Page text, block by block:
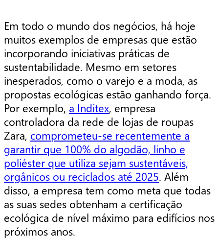
Em todo o mundo dos negócios, há hoje
muitos exemplos de empresas que estão
incorporando iniciativas práticas de
sustentabilidade. Mesmo em setores
inesperados, como o varejo e a moda, as
propostas ecológicas estão ganhando força.
Por exemplo, a Inditex, empresa
controladora da rede de lojas de roupas
Zara, comprometeu-se recentemente a
garantir que 100% do algodão, linho e
poliéster que utiliza sejam sustentáveis,
orgânicos ou reciclados até 2025. Além
disso, a empresa tem como meta que todas
as suas sedes obtenham a certificação
ecológica de nível máximo para edifícios nos
próximos anos.